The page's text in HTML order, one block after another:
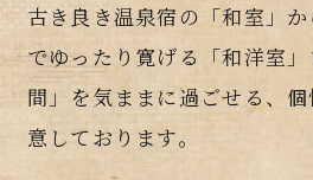
古き良き温泉宿の「和室」
でゆったり寛げる「和洋室
間」を気ままに過ごせる、
意しております。